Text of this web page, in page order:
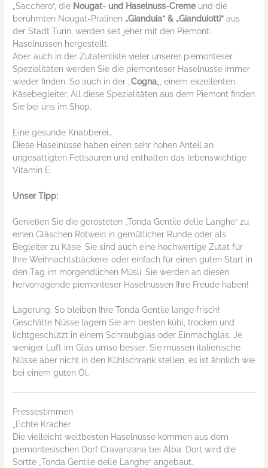
„Sacchero“, die Nougat- und Haselnuss-Cremeund die
berühmten Nougat-Pralinen „Gianduia“ & „Gianduiotti“ aus
der Stadt Turin, werden seit jeher mit den Piemont-
Haselnüssen hergestellt.
Aber auch in der Zutatenliste vieler unserer piemonteser
Spezialitäten werden Sie die piemonteser Haselnüsse immer
wieder finden. So auch in der „Cogna „, einem exzellenten
Käsebegleiter. All diese Spezialitäten aus dem Piemont finden
Sie bei uns im Shop.
Eine gesunde Knabberei…
Diese Haselnüsse haben einen sehr hohen Anteil an
ungesättigten Fettsäuren und enthalten das lebenswichtige
Vitamin E.
Unser Tipp:
Genießen Sie die gerösteten „Tonda Gentile delle Langhe“ zu
einen Gläschen Rotwein in gemütlicher Runde oder als
Begleiter zu Käse. Sie sind auch eine hochwertige Zutat für
Ihre Weihnachtsbäckerei oder einfach für einen guten Start in
den Tag im morgendlichen Müsli. Sie werden an diesen
hervorragende piemonteser Haselnüssen Ihre Freude haben!
Lagerung. So bleiben Ihre Tonda Gentile lange frisch!
Geschälte Nüsse lagern Sie am besten kühl, trocken und
lichtgeschützt in einem Schraubglas oder Einmachglas. Je
weniger Luft im Glas umso besser. Sie müssen italienische
Nüsse aber nicht in den Kühlschrank stellen, es ist ähnlich wie
bei einem guten Öl.
Pressestimmen
„Echte Kracher
Die vielleicht weltbesten Haselnüsse kommen aus dem
piemontesischen Dorf Cravanzana bei Alba. Dort wird die
Sortte „Tonda Gentile delle Langhe“ angebaut.